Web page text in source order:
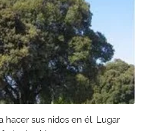
sus nidos en él. Lugar